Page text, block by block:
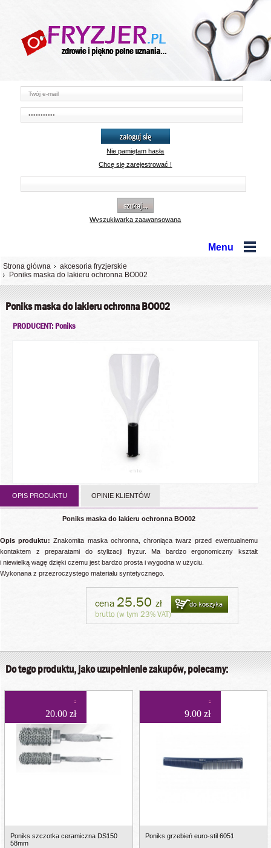
zaloguj się
Nie pamiętam hasła
Chcę się zarejestrować !
szukaj...
Wyszukiwarka zaawansowana
Menu
Strona główna
akcesoria fryzjerskie
Poniks maska do lakieru ochronna BO002
Poniks maska do lakieru ochronna BO002
PRODUCENT: Poniks
OPIS PRODUKTU OPINIE KLIENTÓW
Poniks maska do lakieru ochronna BO002
Opis produktu:Znakomita maska ochronna, chroniąca twarz przed ewentualnemu
kontaktem z preparatami do stylizacji fryzur. Ma bardzo ergonomiczny kształt
i niewielką wagę dzięki czemu jest bardzo prosta i wygodna w użyciu.
Wykonana z przezroczystego materiału syntetycznego.
cena 25.50 zł
brutto (w tym 23% VAT)
do koszyka
Do tego produktu, jako uzupełnienie zakupów, polecamy:
20.00 zł
Poniks szczotka ceramiczna DS150
58mm
9.00 zł
Poniks grzebień euro-stil 6051